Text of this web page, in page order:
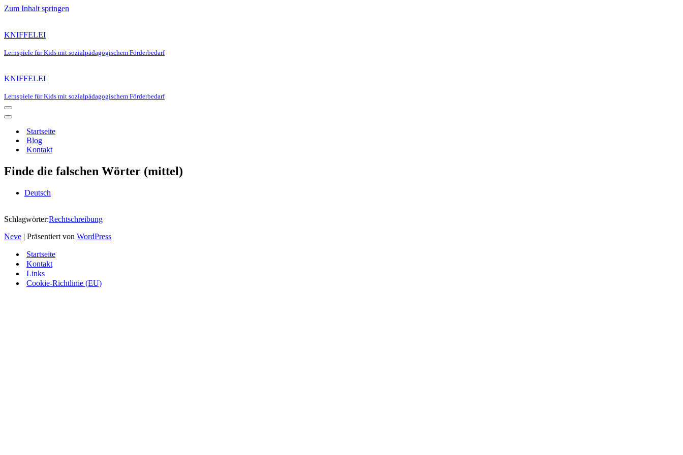
Zum Inhalt springen
KNIFFELEI
Lernspiele für Kids mit sozialpädagogischem Förderbedarf
KNIFFELEI
Lernspiele für Kids mit sozialpädagogischem Förderbedarf
Navigationsmenü
Navigationsmenü
Startseite
Blog
Kontakt
Finde die falschen Wörter (mittel)
Deutsch
Schlagwörter:Rechtschreibung
Neve | Präsentiert von WordPress
Startseite
Kontakt
Links
Cookie-Richtlinie (EU)